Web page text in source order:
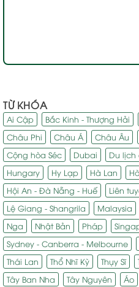
TỪ KHÓA
Ai Cập Bắc Kinh - Thượng Hải
Châu Phi
Châu Á Châu Âu
Cộng hòa Séc
Dubai Du
Hungary
Hy Lạp Hà Lan
Hội An - Đà Nẵng - Huế
Liên
Lệ Giang - Shangrila
Malaysia
Nga
Nhật Bản Pháp
Sydney - Canberra - Melbourne
Thái Lan
Thổ Nhĩ Kỳ Thụy Sĩ
Tây Ban Nha
Tây Nguyên Áo